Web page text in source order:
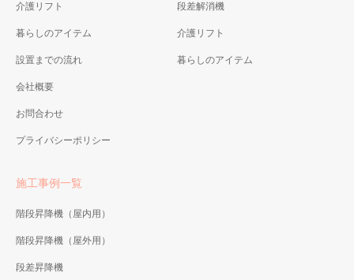
介護リフト
暮らしのアイテム
設置までの流れ
会社概要
お問合わせ
プライバシーポリシー
段差解消機
介護リフト
暮らしのアイテム
施工事例一覧
階段昇降機（屋内用）
階段昇降機（屋外用）
段差昇降機